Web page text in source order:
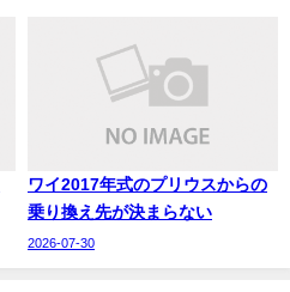
ワイ2017年式のプリウスからの
乗り換え先が決まらない
2026-07-30